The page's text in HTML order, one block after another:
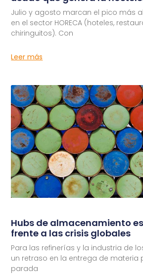
Julio y agosto marcan el pico más
en el sector HORECA (hoteles,
chiringuitos). Con
Leer más
Hubs de almacenamiento
frente a las crisis globales
Para las refinerías y la industria de
un retraso en la entrega de materia
parada